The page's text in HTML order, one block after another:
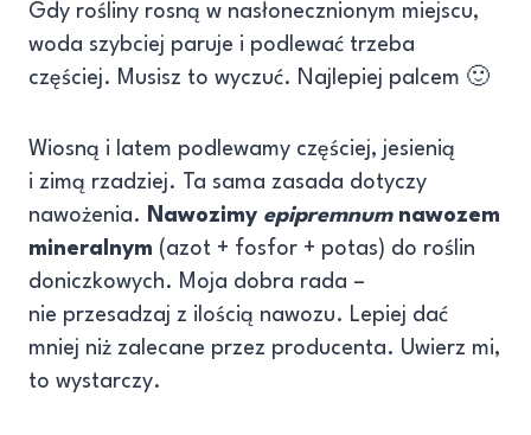
Gdy rośliny rosną w nasłonecznionym miejscu,
woda szybciej paruje i podlewać trzeba
częściej. Musisz to wyczuć. Najlepiej palcem 🙂
Wiosną i latem podlewamy częściej, jesienią
i zimą rzadziej. Ta sama zasada dotyczy
nawożenia.
Nawozimy epipremnum nawozem
mineralnym (azot + fosfor + potas) do roślin
doniczkowych. Moja dobra rada –
nie przesadzaj z ilością nawozu. Lepiej dać
mniej niż zalecane przez producenta. Uwierz mi,
to wystarczy.